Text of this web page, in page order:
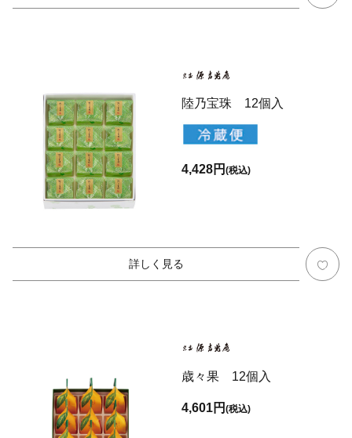
陸乃宝珠 12個入
4,428円(税込)
詳しく見る
歳々果 12個入
4,601円(税込)